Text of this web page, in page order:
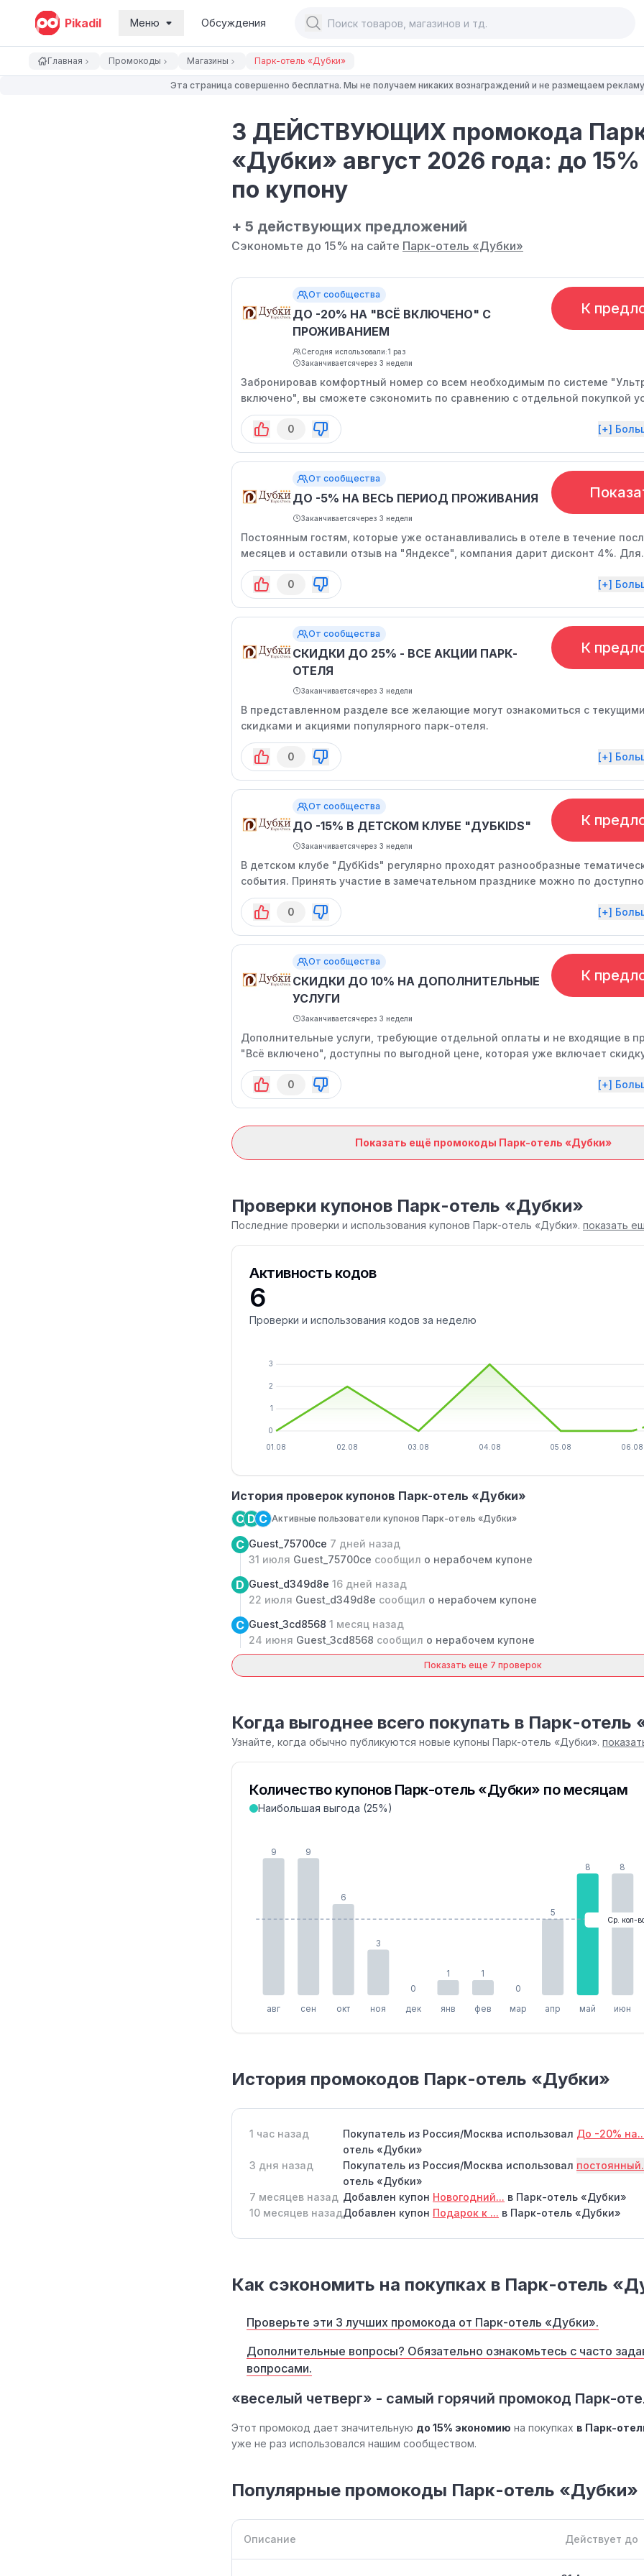
Pikadil Меню Обсуждения
Главная Промокоды Магазины Парк-отель «Дубки»
Эта страница совершенно бесплатна. Мы не получаем никаких вознаграждений и не размещаем
3 ДЕЙСТВУЮЩИХ промокода
«Дубки» август 2026 года: до
по купону
+ 5 действующих предложений
Сэкономьте до 15% на сайте Парк-отель «Дубки»
От сообщества
ДО -20% НА "ВСЁ ВКЛЮЧЕНО" С
ПРОЖИВАНИЕМ
Сегодня использовали:1 раз
Заканчиваетсячерез 3 недели
К
Забронировав комфортный номер со всем необходимым по системе
включено", вы сможете сэкономить по сравнению с отдельной покупкой
0 [+]
От сообщества
ДО -5% НА ВЕСЬ ПЕРИОД ПРОЖИВАНИЯ
Заканчиваетсячерез 3 недели
Постоянным гостям, которые уже останавливались в отеле в течение
месяцев и оставили отзыв на "Яндексе", компания дарит дисконт 4%. Для
получения дополнительной скидки в размере 1% необходимо осуществить
наличными или по СБП (QR-коду). Акция действует при бронировании
номеру телефона или в удобном мессенджере и не суммируется с другими
предложениями. Сроки действия акции ограничены.
0 [+]
От сообщества
СКИДКИ ДО 25% - ВСЕ АКЦИИ ПАРК-
ОТЕЛЯ
Заканчиваетсячерез 3 недели
К
В представленном разделе все желающие могут ознакомиться с текущими
скидками и акциями популярного парк-отеля.
0 [+]
От сообщества
ДО -15% В ДЕТСКОМ КЛУБЕ "ДУБKIDS"
Заканчиваетсячерез 3 недели
К
В детском клубе "ДубKids" регулярно проходят разнообразные
события. Принять участие в замечательном празднике можно по
которую уже входит дисконт.
0
[+]
От сообщества
СКИДКИ ДО 10% НА ДОПОЛНИТЕЛЬНЫЕ
УСЛУГИ
Заканчиваетсячерез 3 недели
К
Дополнительные услуги, требующие отдельной оплаты и не входящие в
"Всё включено", доступны по выгодной цене, которая уже включает
0 [+]
Показать ещё промокоды Парк-отель «Дубки»
Проверки купонов Парк-отель «Дубки»
Последние проверки и использования купонов Парк-отель «Дубки». показать
Активность кодов
6
Проверки и использования кодов за неделю
0
1
2
3
01.08 02.08 03.08 04.08 05.08 06.08
История проверок купонов Парк-отель «Дубки»
C D C Активные пользователи купонов Парк-отель «Дубки»
C Guest_75700ce 7 дней назад
31 июля Guest_75700ce сообщил о нерабочем купоне
D Guest_d349d8e 16 дней назад
22 июля Guest_d349d8e сообщил о нерабочем купоне
C Guest_3cd8568 1 месяц назад
24 июня Guest_3cd8568 сообщил о нерабочем купоне
Показать еще 7 проверок
Когда выгоднее всего покупать в Парк-отель
Узнайте, когда обычно публикуются новые купоны Парк-отель «Дубки».
Количество купонов Парк-отель «Дубки» по месяцам
Наибольшая выгода (25%)
9
авг
9
сен
6
окт
3
ноя
0
дек
1
янв
1
фев
0
мар
5
апр
8
май
8
июн
Ср. кол-
История промокодов Парк-отель «Дубки»
1 час назад Покупатель из Россия/Москва использовал До -20%
отель «Дубки»
3 дня назад
Покупатель из Россия/Москва использовал
отель «Дубки»
7 месяцев назад Добавлен купон Новогодний... в Парк-отель «Дубки»
10 месяцев назадДобавлен купон Подарок к ... в Парк-отель «Дубки»
Как сэкономить на покупках в Парк-отель
Проверьте эти 3 лучших промокода от Парк-отель «Дубки».
Дополнительные вопросы? Обязательно ознакомьтесь с часто
вопросами.
«веселый четверг» - самый горячий промокод Парк-
Этот промокод дает значительную до 15% экономию на покупках в Парк-
уже не раз использовался нашим сообществом.
Популярные промокоды Парк-отель «Дубки»
Описание Действует до